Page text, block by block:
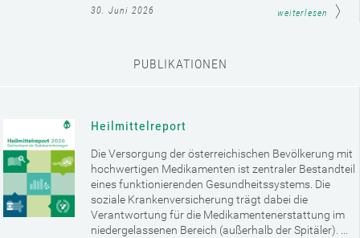
30. Juni 2026 weiterlesen
PUBLIKATIONEN
Heilmittelreport
Die Versorgung der österreichischen Bevölkerung mit
hochwertigen Medikamenten ist zentraler Bestandteil
eines funktionierenden Gesundheitssystems. Die
soziale Krankenversicherung trägt dabei die
Verantwortung für die Medikamentenerstattung im
niedergelassenen Bereich (außerhalb der Spitäler). ...